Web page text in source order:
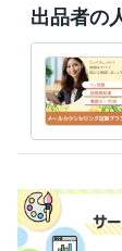
得意分野
悩み相談・カ
ご相談
カウンセリング
悩み相談・カ
家族支援
出品者の